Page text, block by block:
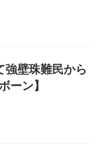
強壁珠難民から
ーン】